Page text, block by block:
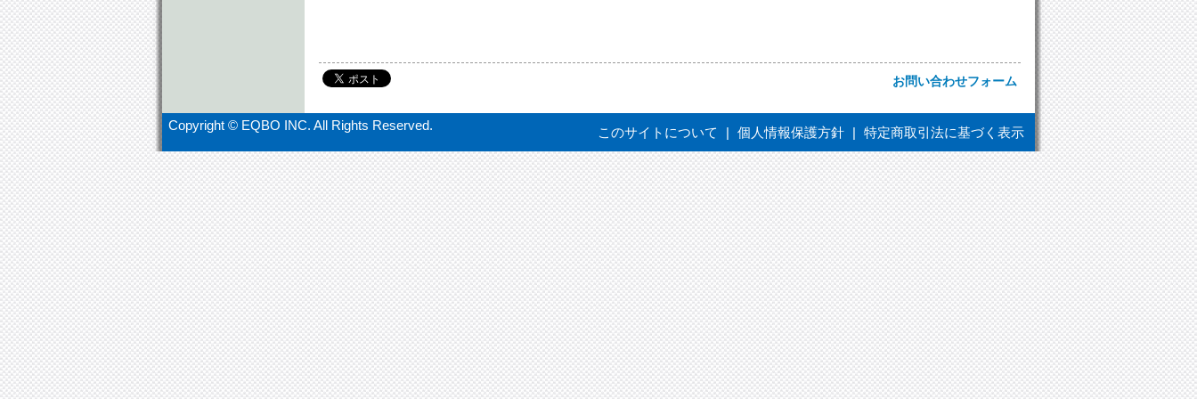
お問い合わせフォーム
Copyright © EQBO INC. All Rights Reserved. このサイトについて | 個人情報保護方針 | 特定商取引法に基づく表示